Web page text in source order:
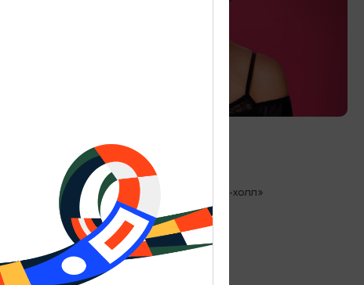
19.08.2026 19:00
Светлогорск, Театр эстрады «Янтарь-холл»